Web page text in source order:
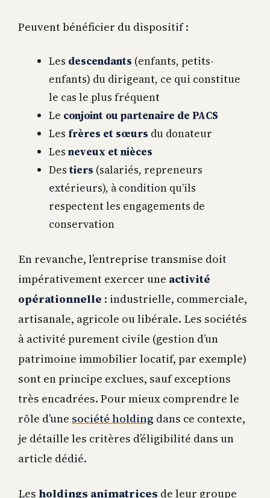
Peuvent bénéficier du dispositif :
Les descendants (enfants, petits-
enfants) du dirigeant, ce qui constitue
le cas le plus fréquent
Le conjoint ou partenaire de PACS
Les frères et sœurs du donateur
Les neveux et nièces
Des tiers (salariés, repreneurs
extérieurs), à condition qu’ils
respectent les engagements de
conservation
En revanche, l’entreprise transmise doit
impérativement exercer une activité
opérationnelle : industrielle, commerciale,
artisanale, agricole ou libérale. Les sociétés
à activité purement civile (gestion d’un
patrimoine immobilier locatif, par exemple)
sont en principe exclues, sauf exceptions
très encadrées. Pour mieux comprendre le
rôle d’une société holding dans ce contexte,
je détaille les critères d’éligibilité dans un
article dédié.
Les holdings animatrices de leur groupe